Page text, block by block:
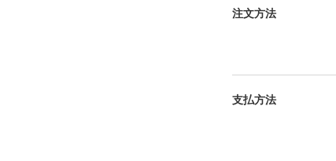
注文方法
支払方法